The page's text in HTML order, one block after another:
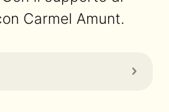
Carmel Amunt.